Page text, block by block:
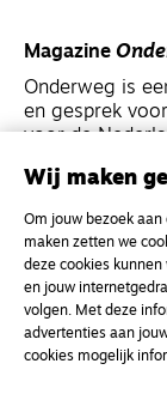
Magazine
Onderweg is
en gesprek
voor de
Kvk-nummer
NL46 INGB
Wij maken
Om jouw bezoek
maken zetten we
deze cookies
en jouw
volgen. Met deze
advertenties aan
cookies mogelijk